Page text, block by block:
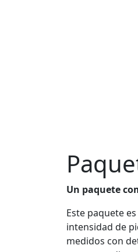
Un paquete
Este paquete
intensidad de
medidos con